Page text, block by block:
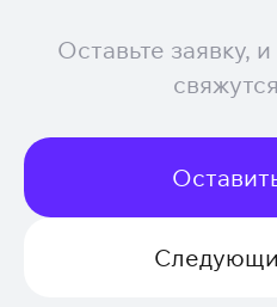
Оставьте заявку,